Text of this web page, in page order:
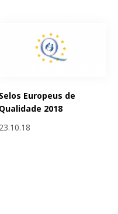
Selos Europeus de
Qualidade 2018
23.10.18